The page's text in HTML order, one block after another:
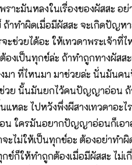
าะมันหลงในเรื่องของผัสสะ อ
าทำผิดเมื่อมีผัสสะ จะเกิดปัญห
ะช่วยได้อะ ให้เทวดาพระเจ้าที่
องเป็นทุกข์ล่ะ ถ้าทำถูกทางผัสส
างมา ที่ไหนมา มาช่วยล่ะ นั่นมั
วย นั้นมันยกไว้คนปัญญาอ่อน ถ้
หละ ไปหวังพึ่งผีสางเทวดาอะไ
ใครมันอยากปัญญาอ่อนก็เอ
ะไม่ให้เป็นทุกข์อะ ต้องอย่าทำผิ
ข์ก็ให้ทำถูกต้องเมื่อมีผัสสะ ไม่เ